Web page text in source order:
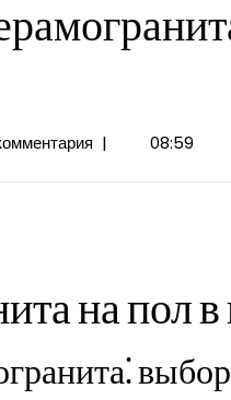
| 08:59
на пол в